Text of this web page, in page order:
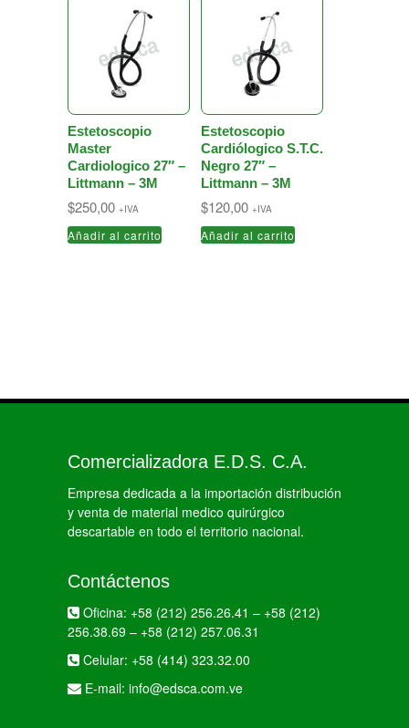
Estetoscopio
Master
Cardiologico 27″ –
Littmann – 3M
$250,00 +IVA
Añadir al carrito
Estetoscopio
Cardiólogico S.T.C.
Negro 27″ –
Littmann – 3M
$120,00 +IVA
Añadir al carrito
Comercializadora E.D.S. C.A.
Empresa dedicada a la importación distribución
y venta de material medico quirúrgico
descartable en todo el territorio nacional.
Contáctenos
Oficina: +58 (212) 256.26.41 – +58 (212)
256.38.69 – +58 (212) 257.06.31
Celular: +58 (414) 323.32.00
E-mail: info@edsca.com.ve